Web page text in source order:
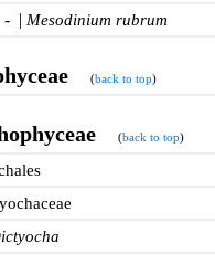
| Mesodinium rubrum
(back to top)
(back to top)